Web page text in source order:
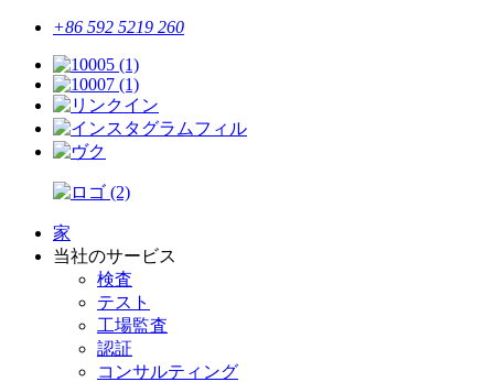
+86 592 5219 260
家
当社のサービス
検査
テスト
工場監査
認証
コンサルティング